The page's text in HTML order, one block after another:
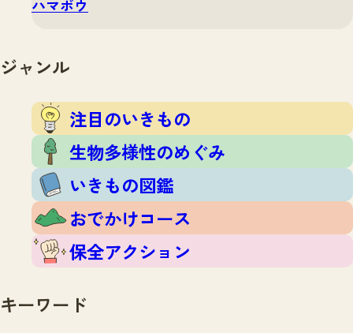
ハマボウ
ジャンル
注目のいきもの
生物多様性のめぐみ
いきもの図鑑
おでかけコース
保全アクション
キーワード